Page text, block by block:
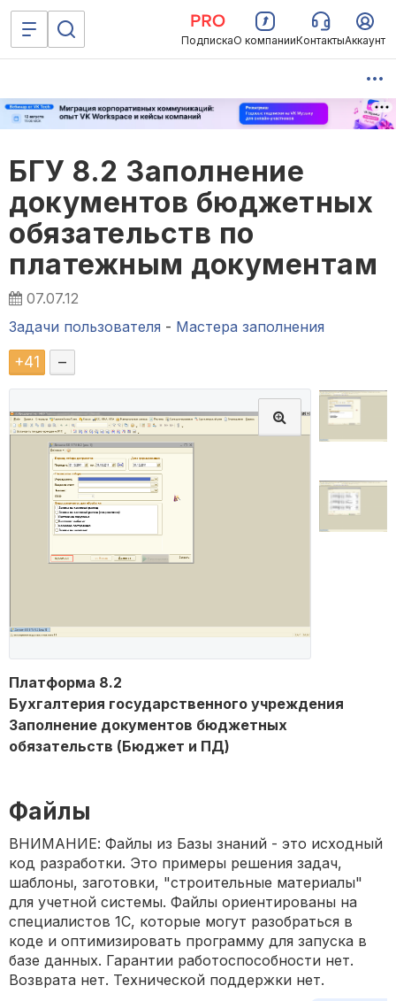
ПодпискаО компанииКонтактыАккаунт
БГУ 8.2 Заполнение
документов бюджетных
обязательств по
платежным документам
07.07.12
Задачи пользователя - Мастера заполнения
+41 –
Платформа 8.2
Бухгалтерия государственного учреждения
Заполнение документов бюджетных
обязательств (Бюджет и ПД)
Файлы
ВНИМАНИЕ: Файлы из Базы знаний - это исходный
код разработки. Это примеры решения задач,
шаблоны, заготовки, "строительные материалы"
для учетной системы. Файлы ориентированы на
специалистов 1С, которые могут разобраться в
коде и оптимизировать программу для запуска в
базе данных. Гарантии работоспособности нет.
Возврата нет. Технической поддержки нет.